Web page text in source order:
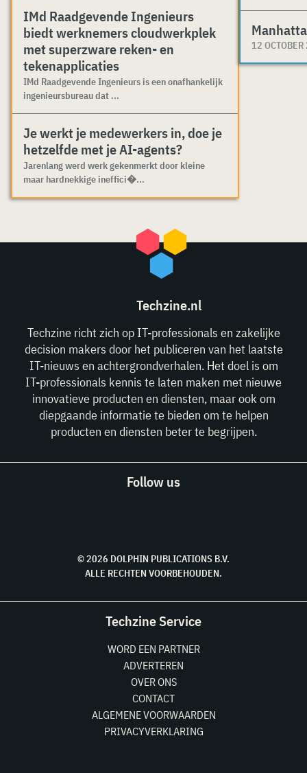
IMd Raadgevende Ingenieurs
biedt werknemers cloudwerkplek
met superzware reken- en
tekenapplicaties
IMd Raadgevende Ingenieurs is een onafhankelijk
ingenieursbureau dat ...
Je werkt je medewerkers in, doe je
hetzelfde met je AI-agents?
Jarenlang werd werk gekenmerkt door kleine
maar hardnekkige ineffici�...
12
Techzine.nl
Techzine richt zich op IT-professionals en zakelijke
decision makers door het publiceren van het laatste
IT-nieuws en achtergrondverhalen. Het doel is om
IT-professionals kennis te laten maken met nieuwe
innovatieve producten en diensten, maar ook om
diepgaande informatie te bieden om te helpen
producten en diensten beter te begrijpen.
Follow us
© 2026 DOLPHIN PUBLICATIONS B.V.
ALLE RECHTEN VOORBEHOUDEN.
Techzine Service
WORD EEN PARTNER
ADVERTEREN
OVER ONS
CONTACT
ALGEMENE VOORWAARDEN
PRIVACYVERKLARING